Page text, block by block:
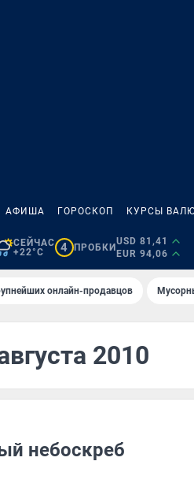
АФИША ГОРОСКОП КУРСЫ
СЕЙЧАС
+22°C
4 ПРОБКИ
USD 81,41
EUR 94,06
онлайн-продавцов
2010
небоскреб